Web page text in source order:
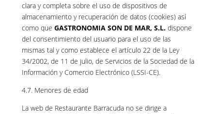
clara y completa sobre el uso de dispositivos de
almacenamiento y recuperación de datos (cookies) así
como que GASTRONOMIA SON DE MAR, S.L.dispone
del consentimiento del usuario para el uso de las
mismas tal y como establece el artículo 22 de la Ley
34/2002, de 11 de julio, de Servicios de la Sociedad de la
Información y Comercio Electrónico (LSSI-CE).
4.7. Menores de edad
La web de Restaurante Barracuda no se dirige a